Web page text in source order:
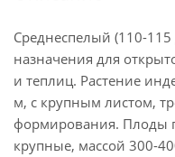
Среднеспелый (110-115
назначения для
и теплиц. Растение
м, с крупным листом,
формирования. Плоды
крупные, массой 300-